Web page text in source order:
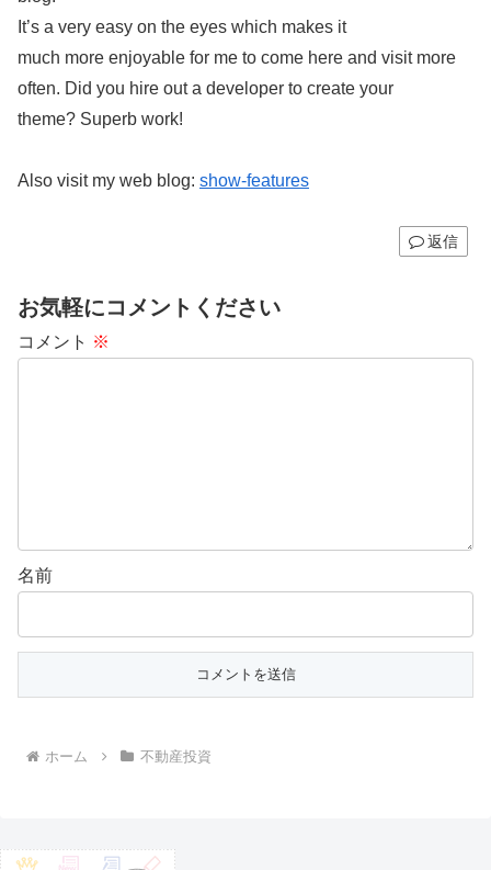
It’s a very easy on the eyes which makes it
much more enjoyable for me to come here and visit more
often. Did you hire out a developer to create your
theme? Superb work!
Also visit my web blog: show-features
返信
お気軽にコメントください
コメント ※
名前
ホーム 不動産投資